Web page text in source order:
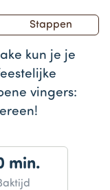
Stappen
kun je je
vingers:
min.